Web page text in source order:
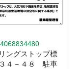
4068834480
ングストップ標
４－４８ 駐車